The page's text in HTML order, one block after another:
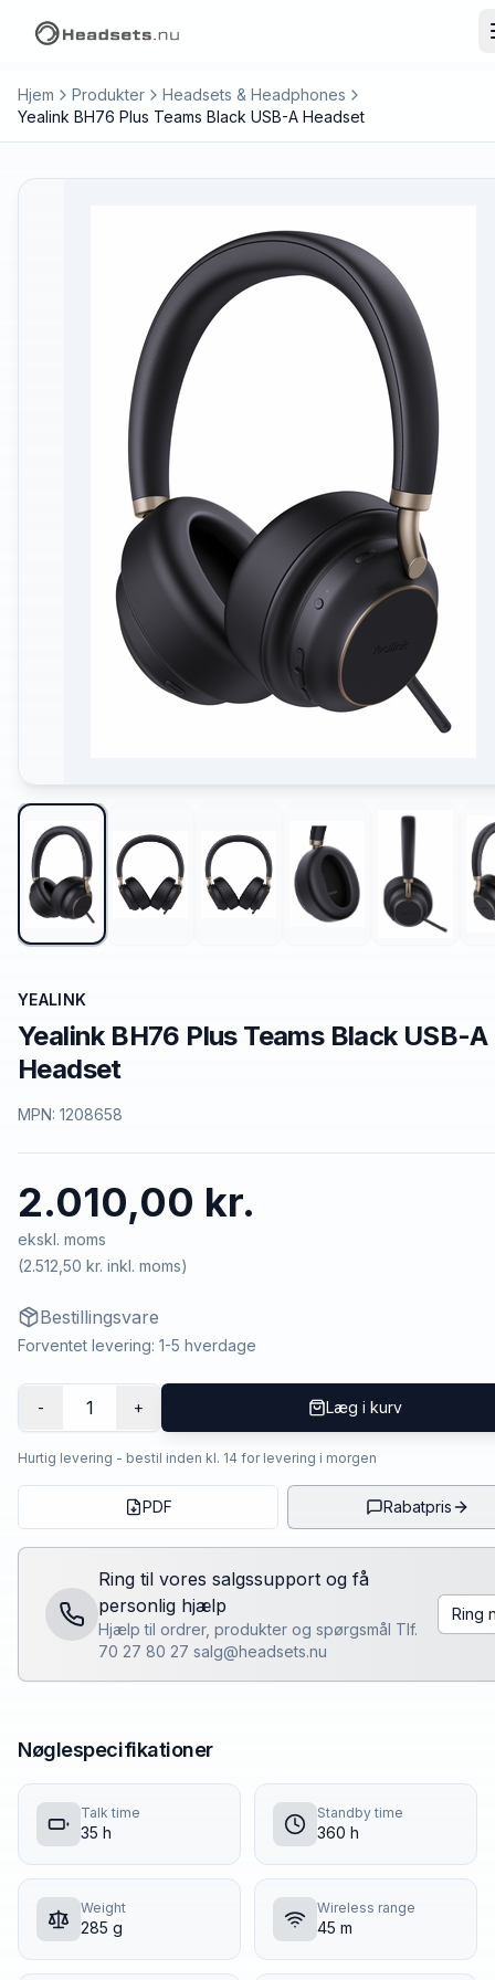
Hjem Produkter
Headsets & Headphones
Yealink BH76 Plus Teams Black USB-A Headset
YEALINK
Yealink BH76 Plus Teams Black USB-A
Headset
MPN: 1208658
2.010,00 kr.
ekskl. moms
(2.512,50 kr. inkl. moms)
Bestillingsvare
Forventet levering: 1-5 hverdage
- 1 + Læg i kurv
Hurtig levering - bestil inden kl. 14 for levering i morgen
PDF Rabatpris
Ring til vores salgssupport og få
personlig hjælp
Hjælp til ordrer, produkter og spørgsmål Tlf.
70 27 80 27 salg@headsets.nu
Ring
Nøglespecifikationer
Talk time
35 h
Standby time
360 h
Weight
285 g
Wireless range
45 m